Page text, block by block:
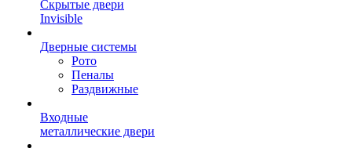
Скрытые двери
Invisible
Дверные системы
Рото
Пеналы
Раздвижные
Входные
металлические двери